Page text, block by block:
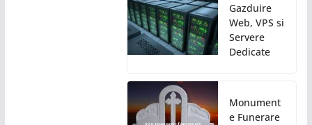
Gazduire
Web, VPS si
Servere
Dedicate
Monument
e Funerare